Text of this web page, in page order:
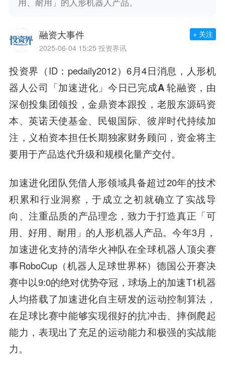
融资大事件
2025-06-04 15:25 投资界讯
+ 关注
投资界（ID：pedaily2012）6月4日消息，人形机
器人公司「加速进化」今日已完成A 轮融资 ，由
深创投集团领投，金鼎资本跟投，老股东源码资
本、英诺天使基金、民银国际、彼岸时代持续加
注 ，义柏资本担任长期独家财务顾问，资金将主
要用于产品迭代升级和规模化量产交付。
加速进化团队凭借人形领域具备超过20年的技术
积累和行业洞察，于成立之初就确立了实战导
向、注重品质的产品理念，致力于打造真正「可
用、好用、耐用」的人形机器人产品。今年3月，
加速进化支持的清华火神队在全球机器人顶尖赛
事RoboCup（机器人足球世界杯）德国公开赛决
赛中以9:0的绝对优势夺冠，球场上的加速T1机器
人均搭载了加速进化自主研发的运动控制算法，
在足球比赛中能够实现很好的抗冲击、摔倒爬起
能力，表现出了充足的运动能力和极强的实战能
力。